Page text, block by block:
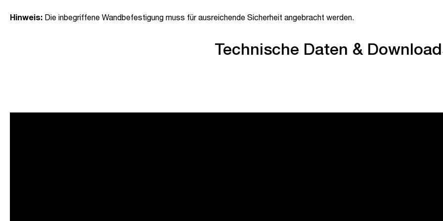
Hinweis: Die inbegriffene Wandbefestigung muss für ausreichende Sicherheit angebracht werden.
Technische Daten &